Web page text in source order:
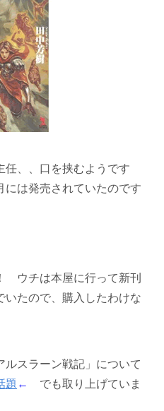
任、、口を挟むようです
には発売されていたのです
ウチは本屋に行って新刊
いたので、購入したわけな
ルスラーン戦記」について
題 ←
でも取り上げていま